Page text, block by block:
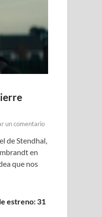
un comentario
de Stendhal,
en
que nos
estreno: 31